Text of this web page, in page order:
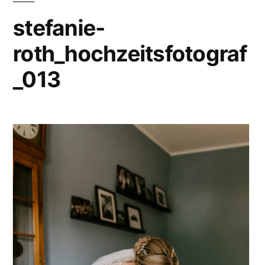
stefanie-
roth_hochzeitsfotograf
_013